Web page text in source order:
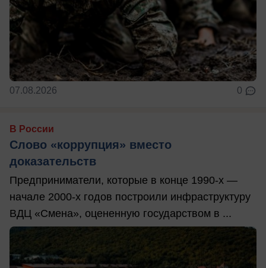
07.08.2026 0
В России
Слово «коррупция» вместо
доказательств
Предприниматели, которые в конце 1990-х —
начале 2000-х годов построили инфраструктуру
ВДЦ «Смена», оцененную государством в ...